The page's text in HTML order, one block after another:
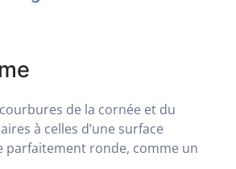
de la cornée et du
à celles d’une surface
parfaitement ronde, comme un